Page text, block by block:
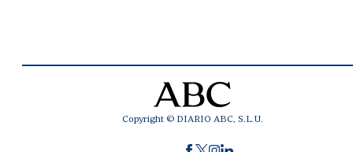
Copyright © DIARIO ABC, S.L.U.